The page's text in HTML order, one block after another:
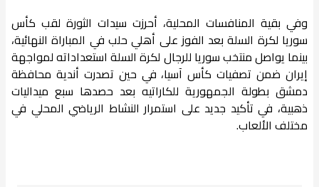
وفي بقية المنافسات المحلية، أحرزت سيدات الثورة لقب كأس
سوريا لكرة السلة بعد الفوز على أهلي حلب في المباراة النهائية،
بينما يواصل منتخب سوريا للرجال لكرة السلة استعداداته لمواجهة
إيران ضمن تصفيات كأس آسيا، في حين تصدرت أندية محافظة
دمشق بطولة الجمهورية للكاراتيه بعد حصدها سبع ميداليات
ذهبية، في تأكيد جديد على استمرار النشاط الرياضي المحلي في
مختلف الألعاب.